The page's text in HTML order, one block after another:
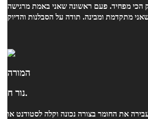
הכי מפחיד. פעם ראשונה שאני באמת מרגישה
המורה
נור ח.
את החומר בצורה נכונה וקלה לסטודנט או